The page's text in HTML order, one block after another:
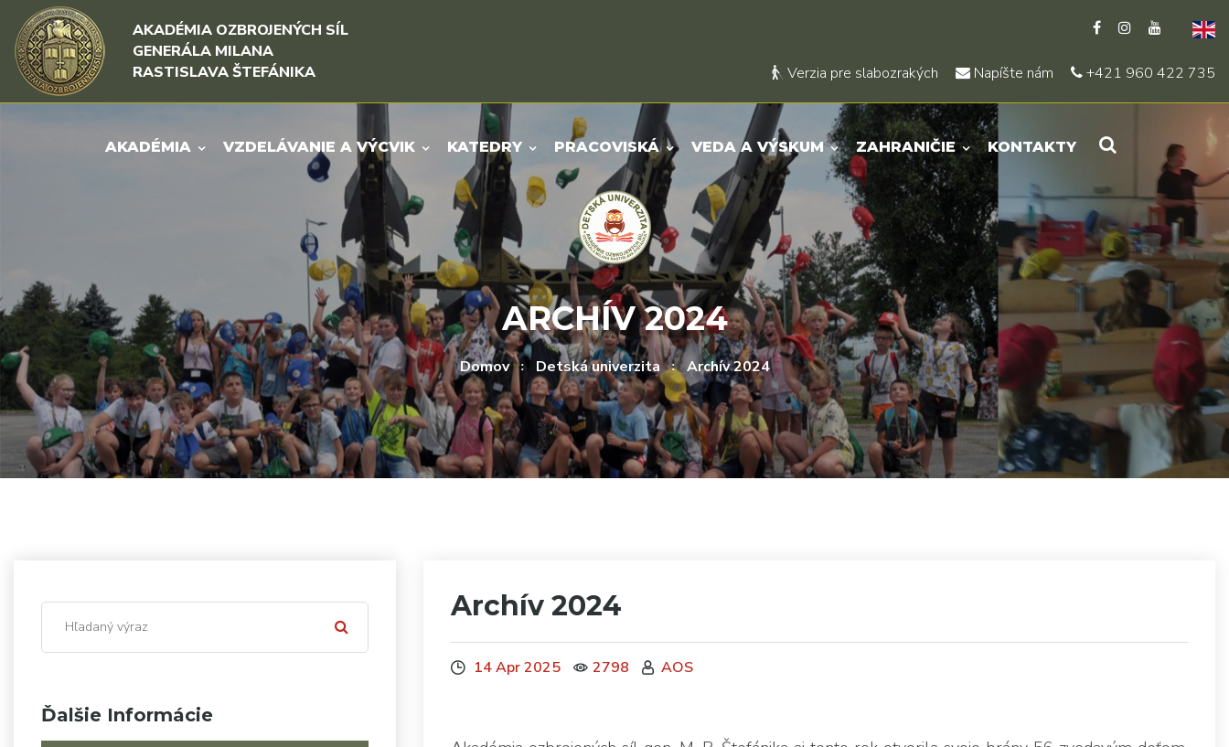
Rovno na obsah
Rovno na menu
AKADÉMIA OZBROJENÝCH SÍL
GENERÁLA MILANA
RASTISLAVA ŠTEFÁNIKA
Verzia pre slabozrakých Napíšte nám +421 960 422 735
AKADÉMIA VZDELÁVANIE A VÝCVIK KATEDRY PRACOVISKÁ VEDA A VÝSKUM ZAHRANIČIE KONTAKTY
ARCHÍV 2024
Domov Detská univerzita Archív 2024
Ďalšie Informácie
Archív 2024
14 Apr 2025 2798 AOS